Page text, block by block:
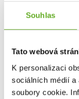
Souhlas
Tato webová
K personalizaci
sociálních médií a
soubory cookie.